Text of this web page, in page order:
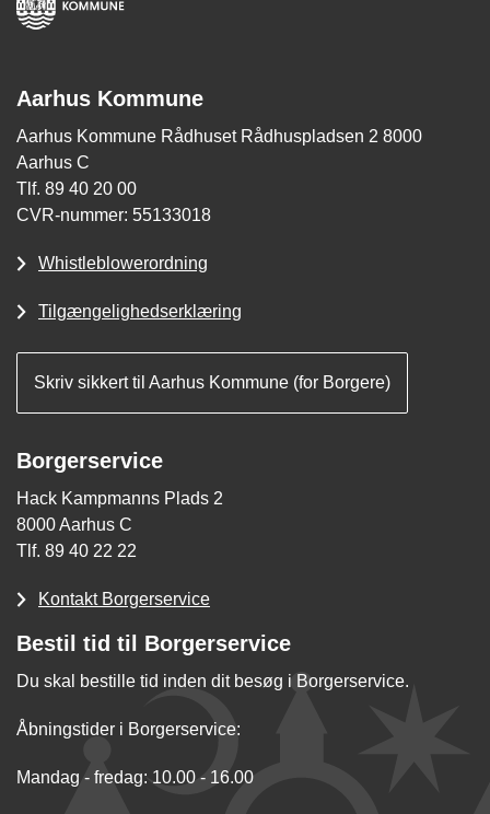
Aarhus Kommune
Aarhus Kommune Rådhuset Rådhuspladsen 2 8000
Aarhus C
Tlf. 89 40 20 00
CVR-nummer: 55133018
Whistleblowerordning
Tilgængelighedserklæring
Skriv sikkert til Aarhus Kommune (for Borgere)
Borgerservice
Hack Kampmanns Plads 2
8000 Aarhus C
Tlf. 89 40 22 22
Kontakt Borgerservice
Bestil tid til Borgerservice
Du skal bestille tid inden dit besøg i Borgerservice.
Åbningstider i Borgerservice:
Mandag - fredag: 10.00 - 16.00